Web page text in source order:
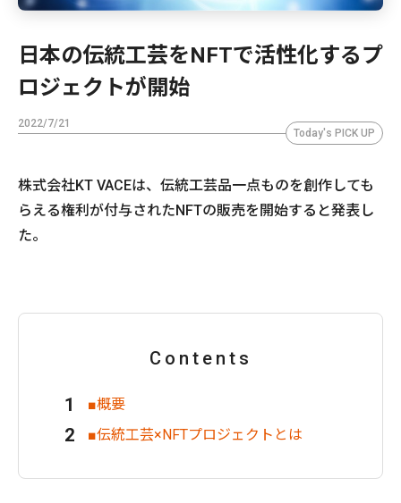
日本の伝統工芸をNFTで活性化するプ
ロジェクトが開始
2022/7/21
Today's PICK UP
株式会社KT VACEは、伝統工芸品一点ものを創作しても
らえる権利が付与されたNFTの販売を開始すると発表し
た。
Contents
■概要
■伝統工芸×NFTプロジェクトとは